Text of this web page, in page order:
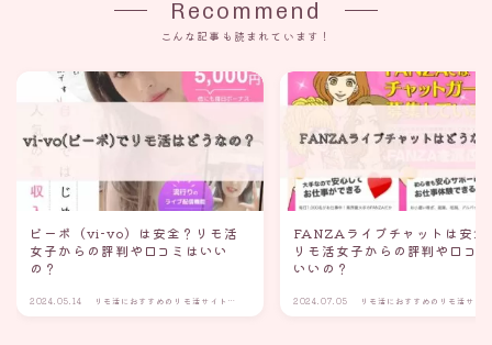
Recommend
こんな記事も読まれています！
ビーボ（vi-vo）は安全？リモ活
女子からの評判や口コミはいい
の？
2024.05.14 リモ活におすすめのリモ活サイト・
FANZAライブチャットは安全
リモ活女子からの評判や口コ
いいの？
2024.07.05 リモ活におすすめのリモ活サイ